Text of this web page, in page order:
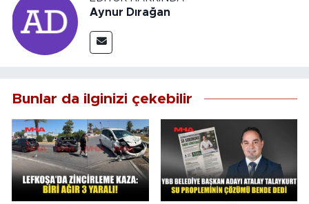
Aynur Dırağan
Bunlar da ilginizi çekebilir